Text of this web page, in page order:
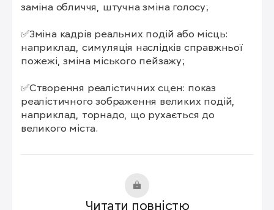
заміна обличчя, штучна зміна голосу;
✅Зміна кадрів реальних подій або місць:
наприклад, симуляція наслідків справжньої
пожежі, зміна міського пейзажу;
✅Створення реалістичних сцен: показ
реалістичного зображення великих подій,
наприклад, торнадо, що рухається до
великого міста.
Читати повністю